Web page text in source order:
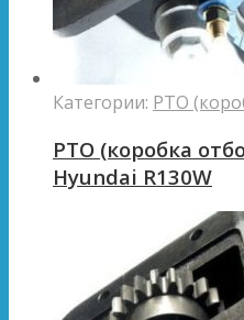
Категории: PTO
PTO (коробка
Hyundai R130W